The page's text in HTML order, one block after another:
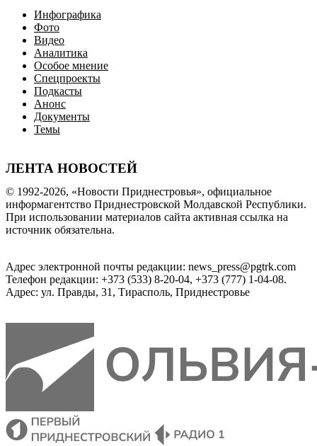
Инфографика
Фото
Видео
Аналитика
Особое мнение
Спецпроекты
Подкасты
Анонс
Документы
Темы
ЛЕНТА НОВОСТЕЙ
© 1992-2026, «Новости Приднестровья», официальное
информагентство Приднестровской Молдавской Республики.
При использовании материалов сайта активная ссылка на
источник обязательна.
Адрес электронной почты редакции: news_press@pgtrk.com
Телефон редакции: +373 (533) 8-20-04, +373 (777) 1-04-08.
Адрес: ул. Правды, 31, Тирасполь, Приднестровье